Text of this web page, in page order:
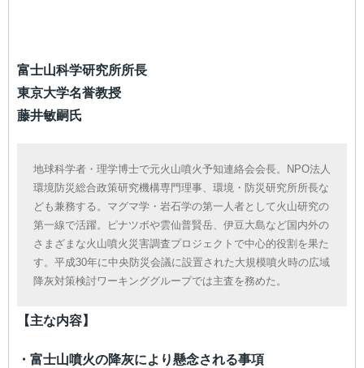
富士山科学研究所所長
東京大学名誉教授
藤井敏嗣氏
地球科学者・理学博士で元火山噴火予知連絡会会長。NPO法人
環境防災総合政策研究機構専門理事、環境・防災研究所所長な
ども兼務する。マグマ学・岩石学の第一人者として火山研究の
第一線で活躍。ピナツボや雲仙普賢岳、伊豆大島など国内外の
さまざまな火山噴火災害調査プロジェクトで中心的役割を果た
す。平成30年に中央防災会議に設置された大規模噴火時の広域
降灰対策検討ワーキンググループでは主査を務めた。
【主な内容】
・富士山噴火の降灰により懸念される事項